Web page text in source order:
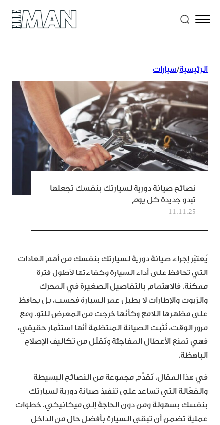
الرئيسية/سيارات
نصائح صيانة دورية لسيارتك بنفسك تجعلها
تبدو جديدة كل يوم
11.11.25
يُعتبَر إجراء صيانة دورية لسيارتك بنفسك من أهم العادات
التي تحافظ على أداء السيارة وكفاءتها لأطول فترة
ممكنة. فالاهتمام بالتفاصيل الصغيرة في المحرك
والزيوت والإطارات لا يطيل عمر السيارة فحسب، بل يحافظ
على مظهرها اللامع وكأنّها خرجت من المعرض للتو. ومع
مرور الوقت، تُثبت الصيانة المنتظمة أنّها استثمار حقيقي،
فهي تمنع الأعطال المفاجئة وتُقلّل من تكاليف الإصلاح
الباهظة.
في هذا المقال، تُقدَّم مجموعة من النصائح البسيطة
والفعّالة التي تساعد على تنفيذ صيانة دورية لسيارتك
بنفسك بسهولة ومن دون الحاجة إلى ميكانيكي. خطوات
عملية تضمن أن تبقى السيارة بأفضل حال من الداخل